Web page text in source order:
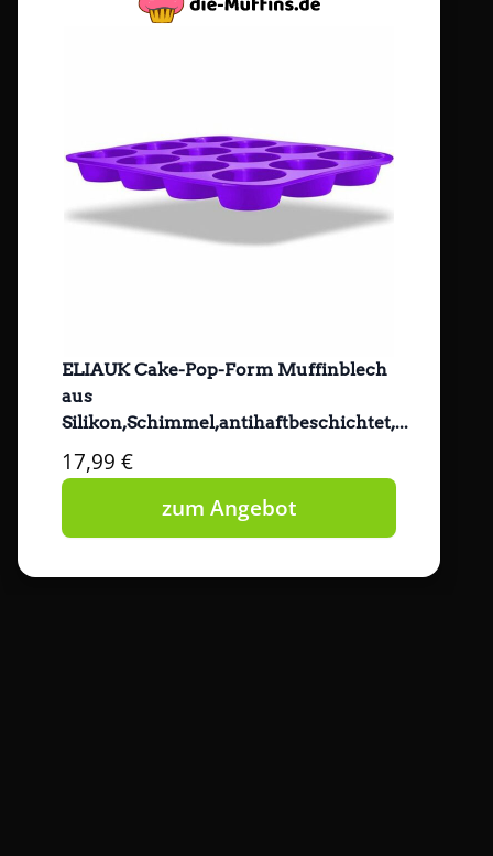
ELIAUK Cake-Pop-Form Muffinblech
aus
Silikon,Schimmel,antihaftbeschichtet,...
17,99 €
zum Angebot